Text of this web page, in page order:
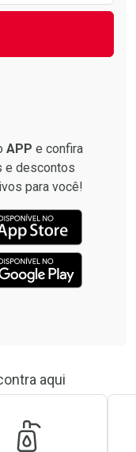
APP e confira
e descontos
para você!
aqui